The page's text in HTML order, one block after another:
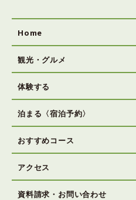
Home
観光・グルメ
体験する
泊まる〈宿泊予約〉
おすすめコース
アクセス
資料請求・お問い合わせ